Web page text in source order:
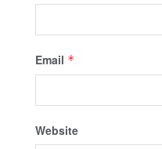
Email *
Website